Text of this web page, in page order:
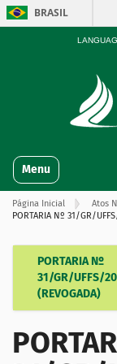
BRASIL
v
Toggle navigation
Página Inicial Atos
PORTARIA Nº 31/GR/
g
PORTARIA Nº
31/GR/UFFS/
(REVOGADA)